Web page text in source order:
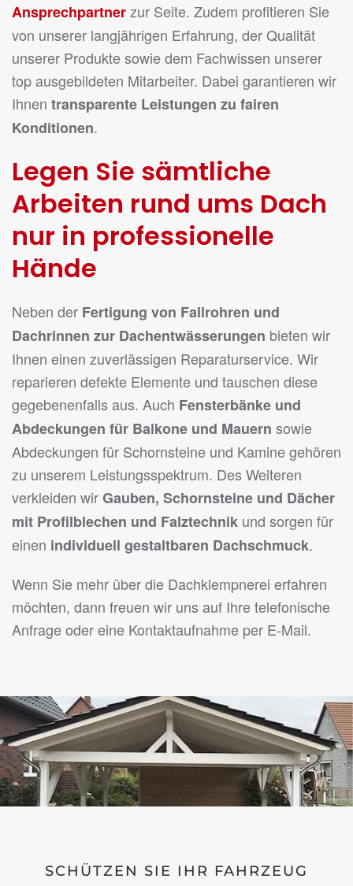
Ansprechpartnerzur Seite. Zudem profitieren Sie
von unserer langjährigen Erfahrung, der Qualität
unserer Produkte sowie dem Fachwissen unserer
top ausgebildeten Mitarbeiter. Dabei garantieren wir
Ihnen transparente Leistungen zu fairen
Konditionen.
Legen Sie sämtliche
Arbeiten rund ums Dach
nur in professionelle
Hände
Neben der Fertigung von Fallrohren und
Dachrinnen zur Dachentwässerungen bieten wir
Ihnen einen zuverlässigen Reparaturservice. Wir
reparieren defekte Elemente und tauschen diese
gegebenenfalls aus. Auch Fensterbänke und
Abdeckungen für Balkone und Mauern sowie
Abdeckungen für Schornsteine und Kamine gehören
zu unserem Leistungsspektrum. Des Weiteren
verkleiden wirGauben, Schornsteine und Dächer
mit Profilblechen und Falztechnik und sorgen für
einen individuell gestaltbaren Dachschmuck.
Wenn Sie mehr über die Dachklempnerei erfahren
möchten, dann freuen wir uns auf Ihre telefonische
Anfrage oder eine Kontaktaufnahme per E-Mail.
SCHÜTZEN SIE IHR FAHRZEUG